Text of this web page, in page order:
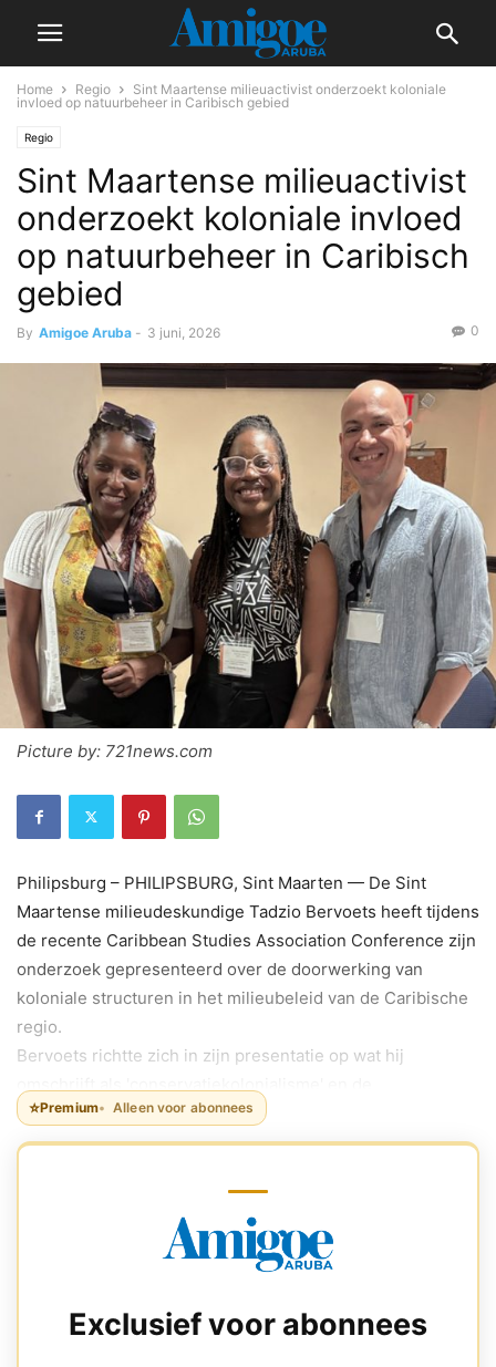
Home Regio
Sint Maartense milieuactivist onderzoekt koloniale
invloed op natuurbeheer in Caribisch gebied
Regio
Sint Maartense milieuactivist
onderzoekt koloniale invloed
op natuurbeheer in Caribisch
gebied
By Amigoe Aruba - 3 juni, 2026 0
Picture by: 721news.com
Philipsburg – PHILIPSBURG, Sint Maarten — De Sint
Maartense milieudeskundige Tadzio Bervoets heeft tijdens
de recente Caribbean Studies Association Conference zijn
onderzoek gepresenteerd over de doorwerking van
koloniale structuren in het milieubeleid van de Caribische
regio.
Bervoets richtte zich in zijn presentatie op wat hij
voortdurende aanwezigheid van zogenaamd 'fortress
management' binnen het Nederlandse en Franse deel van
⭐Premium Alleen voor abonnees
Exclusief voor abonnees